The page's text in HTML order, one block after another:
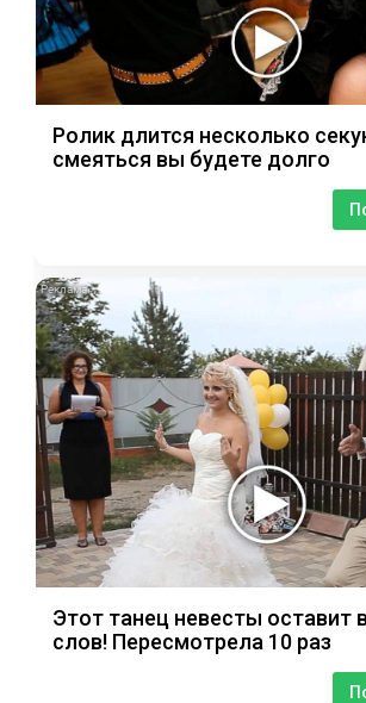
Ролик длится несколько
смеяться вы будете долго
Этот танец невесты оставит
слов! Пересмотрела 10 раз